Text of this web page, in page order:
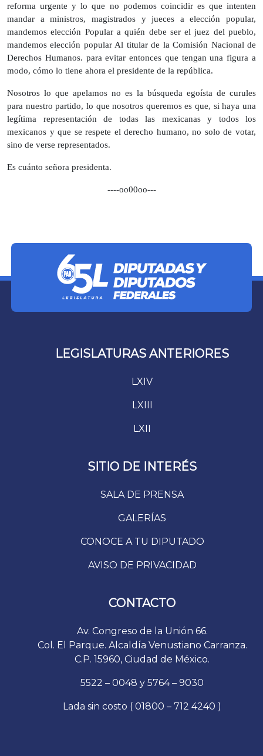
reforma urgente y lo que no podemos coincidir es que intenten
mandar a ministros, magistrados y jueces a elección popular,
mandemos elección Popular a quién debe ser el juez del pueblo,
mandemos elección popular Al titular de la Comisión Nacional de
Derechos Humanos. para evitar entonces que tengan una figura a
modo, cómo lo tiene ahora el presidente de la república.
Nosotros lo que apelamos no es la búsqueda egoísta de curules
para nuestro partido, lo que nosotros queremos es que, si haya una
legítima representación de todas las mexicanas y todos los
mexicanos y que se respete el derecho humano, no solo de votar,
sino de verse representados.
Es cuánto señora presidenta.
----oo00oo---
LEGISLATURAS ANTERIORES
LXIV
LXIII
LXII
SITIO DE INTERÉS
SALA DE PRENSA
GALERÍAS
CONOCE A TU DIPUTADO
AVISO DE PRIVACIDAD
CONTACTO
Av. Congreso de la Unión 66.
Col. El Parque. Alcaldía Venustiano Carranza.
C.P. 15960, Ciudad de México.
5522 – 0048 y 5764 – 9030
Lada sin costo ( 01800 – 712 4240 )